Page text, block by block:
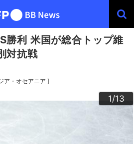
勝利 米国が総合トップ維
対抗戦
ア・オセアニア ]
1/13
2/13
3/13
4/13
5/13
6/13
7/13
8/13
9/13
10/13
11/13
12/13
13/13